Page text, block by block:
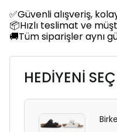
✅Güvenli alışveriş,
📦Hızlı teslimat ve
🚚Tüm siparişler aynı
HEDİYENİ